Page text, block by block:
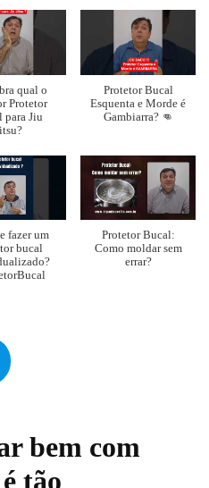
qual o
Protetor
para Jiu
Protetor Bucal
Esquenta e Morde é
Gambiarra? 👊
fazer um
bucal
Protetor Bucal:
Como moldar sem
errar?
bem com
tão